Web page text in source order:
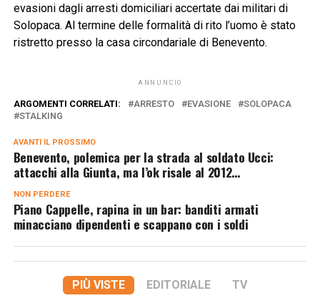
evasioni dagli arresti domiciliari accertate dai militari di
Solopaca. Al termine delle formalità di rito l’uomo è stato
ristretto presso la casa circondariale di Benevento.
ANNUNCIO
ARGOMENTI CORRELATI: ARRESTO EVASIONE
SOLOPACA
STALKING
AVANTI IL ​​PROSSIMO
Benevento, polemica per la strada al soldato Ucci:
attacchi alla Giunta, ma l’ok risale al 2012…
NON PERDERE
Piano Cappelle, rapina in un bar: banditi armati
minacciano dipendenti e scappano con i soldi
PIÙ VISTE EDITORIALE TV